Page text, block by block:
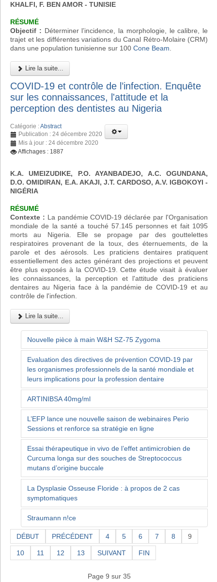
KHALFI, F. BEN AMOR - TUNISIE
RÉSUMÉ
Objectif : Déterminer l’incidence, la morphologie, le calibre, le
trajet et les différentes variations du Canal Rétro-Molaire (CRM)
dans une population tunisienne sur 100 Cone Beam
Lire la suite...
COVID-19 et contrôle de l’infection. Enquête
sur les connaissances, l'attitude et la
perception des dentistes au Nigeria
Catégorie :Abstract
Publication : 24 décembre 2020
Mis à jour : 24 décembre 2020
Affichages : 1887
K.A. UMEIZUDIKE, P.O. AYANBADEJO, A.C. OGUNDANA,
D.O. OMIDIRAN, E.A. AKAJI, J.T. CARDOSO, A.V. IGBOKOYI -
NIGÉRIA
RÉSUMÉ
Contexte : La pandémie COVID-19 déclarée par l'Organisation
mondiale de la santé a touché 57.145 personnes et fait 1095
morts au Nigeria. Elle se propage par des gouttelettes
respiratoires provenant de la toux, des éternuements, de la
parole et des aérosols. Les praticiens dentaires pratiquent
essentiellement des actes générant des projections et peuvent
être plus exposés à la COVID-19. Cette étude visait à évaluer
les connaissances, la perception et l'attitude des praticiens
dentaires au Nigeria face à la pandémie de COVID-19 et au
contrôle de l'infection.
Lire la suite...
Nouvelle pièce à main W&H SZ-75 Zygoma
Evaluation des directives de prévention COVID-19 par
les organismes professionnels de la santé mondiale et
leurs implications pour la profession dentaire
ARTINIBSA 40mg/ml
L’EFP lance une nouvelle saison de webinaires Perio
Sessions et renforce sa stratégie en ligne
Essai thérapeutique in vivo de l’effet antimicrobien de
Curcuma longa sur des souches de Streptococcus
mutans d’origine buccale
La Dysplasie Osseuse Floride : à propos de 2 cas
symptomatiques
Straumann n!ce
DÉBUT PRÉCÉDENT 4 5 6 7 8 9
10 11 12 13 SUIVANT FIN
Page 9 sur 35